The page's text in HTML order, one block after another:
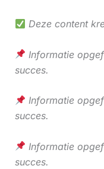
Deze content
Informatie
succes.
Informatie
succes.
Informatie
succes.